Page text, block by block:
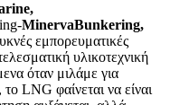
,
MinervaBunkering,
εμπορευματικές
υλικοτεχνική
όταν μιλάμε για
LNG φαίνεται να είναι